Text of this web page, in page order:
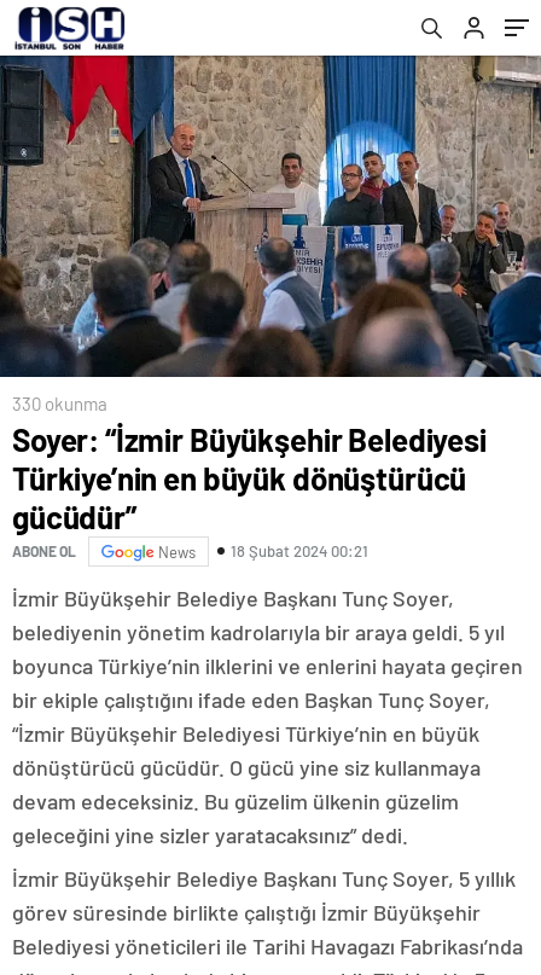
330 okunma
Soyer: “İzmir Büyükşehir Belediyesi
Türkiye’nin en büyük dönüştürücü
gücüdür”
ABONE OL News 18 Şubat 2024 00:21
İzmir Büyükşehir Belediye Başkanı Tunç Soyer,
belediyenin yönetim kadrolarıyla bir araya geldi. 5 yıl
boyunca Türkiye’nin ilklerini ve enlerini hayata geçiren
bir ekiple çalıştığını ifade eden Başkan Tunç Soyer,
“İzmir Büyükşehir Belediyesi Türkiye’nin en büyük
dönüştürücü gücüdür. O gücü yine siz kullanmaya
devam edeceksiniz. Bu güzelim ülkenin güzelim
geleceğini yine sizler yaratacaksınız” dedi.
İzmir Büyükşehir Belediye Başkanı Tunç Soyer, 5 yıllık
görev süresinde birlikte çalıştığı İzmir Büyükşehir
Belediyesi yöneticileri ile Tarihi Havagazı Fabrikası’nda